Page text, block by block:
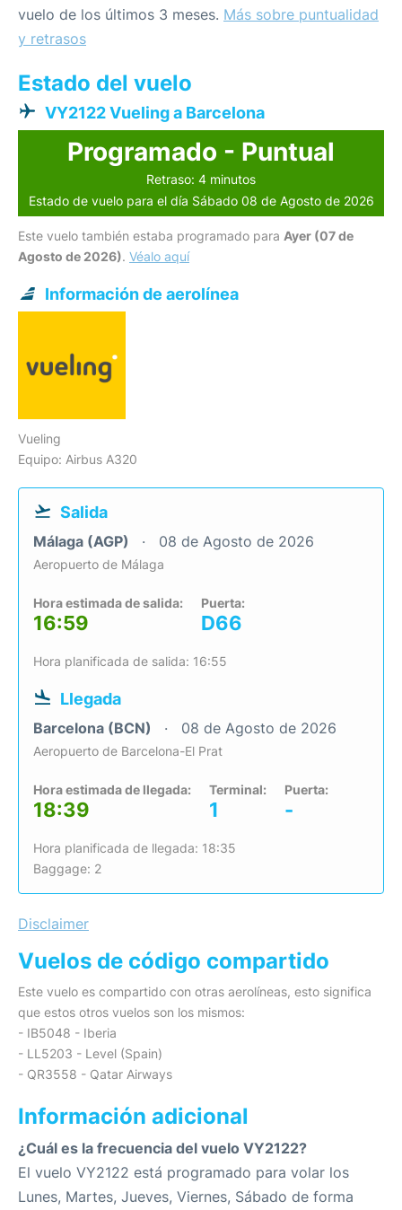
vuelo de los últimos 3 meses. Más sobre puntualidad
y retrasos
Estado del vuelo
VY2122 Vueling a Barcelona
Programado - Puntual
Retraso: 4 minutos
Estado de vuelo para el día Sábado 08 de Agosto de 2026
Este vuelo también estaba programado para Ayer (07 de
Agosto de 2026). Véalo aquí
Información de aerolínea
Vueling
Equipo: Airbus A320
Salida
Málaga (AGP) 08 de Agosto de 2026
Aeropuerto de Málaga
Hora estimada de salida:
16:59
Puerta:
D66
Hora planificada de salida: 16:55
Llegada
Barcelona (BCN) 08 de Agosto de 2026
Aeropuerto de Barcelona-El Prat
Hora estimada de llegada:
18:39
Terminal:
1
Puerta:
-
Hora planificada de llegada: 18:35
Baggage: 2
Disclaimer
Vuelos de código compartido
Este vuelo es compartido con otras aerolíneas, esto significa
que estos otros vuelos son los mismos:
- IB5048 - Iberia
- LL5203 - Level (Spain)
- QR3558 - Qatar Airways
Información adicional
¿Cuál es la frecuencia del vuelo VY2122?
El vuelo VY2122 está programado para volar los
Lunes, Martes, Jueves, Viernes, Sábado de forma